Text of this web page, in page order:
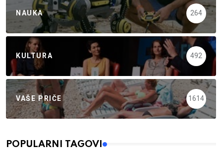
NAUKA 264
KULTURA 492
VAŠE PRIČE 1614
POPULARNI TAGOVI